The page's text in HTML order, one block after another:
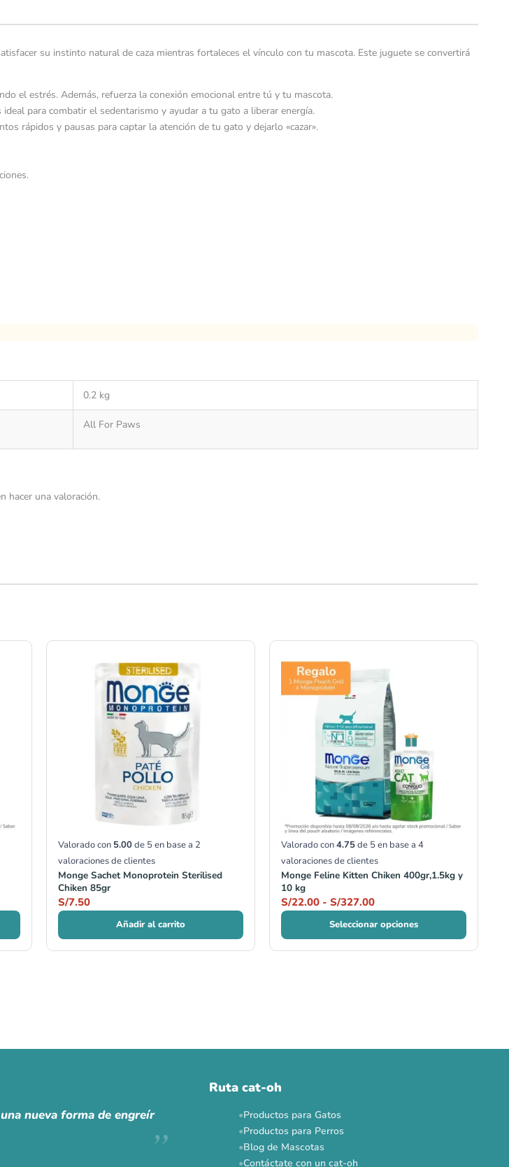
su instinto natural de caza mientras fortaleces el vínculo con tu mascota. Este juguete se convertirá
el estrés. Además, refuerza la conexión emocional entre tú y tu mascota.
para combatir el sedentarismo y ayudar a tu gato a liberar energía.
rápidos y pausas para captar la atención de tu gato y dejarlo «cazar».
0.2 kg
All For Paws
hacer una valoración.
Valorado con 5.00de 5 en base a 2
valoraciones de clientes
Monge Sachet Monoprotein Sterilised
Chiken 85gr
S/7.50
Añadir al carrito
Valorado con4.75de 5 en base a 4
valoraciones de clientes
Monge Feline Kitten Chiken 400gr,1.5kg y
10 kg
S/22.00 - S/327.00
precios:
desde
S/22.00
hasta
S/327.00
Seleccionar opciones
nueva forma de engreír
Ruta cat-oh
Productos para Gatos
Productos para Perros
Blog de Mascotas
Contáctate con un cat-oh